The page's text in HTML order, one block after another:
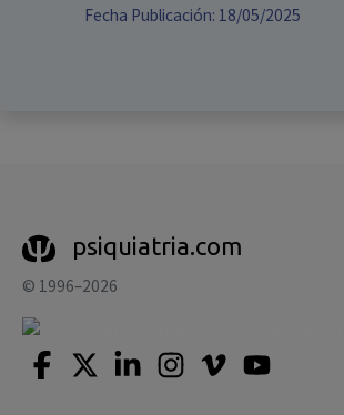
Fecha Publicación: 18/05/2025
psiquiatria.com
© 1996–2026